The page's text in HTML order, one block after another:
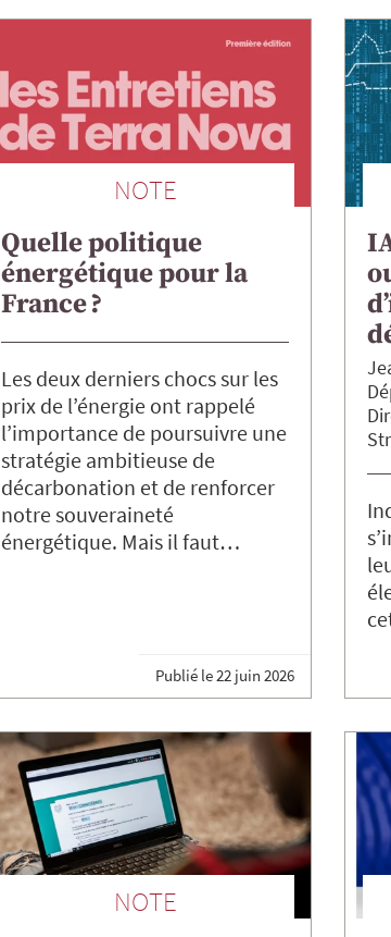
NOTE
Quelle politique
énergétique pour la
France ?
Les deux derniers chocs sur les
prix de l’énergie ont rappelé
l’importance de poursuivre une
stratégie ambitieuse de
décarbonation et de renforcer
notre souveraineté
énergétique. Mais il faut…
Publié le22 juin 2026
NOTE